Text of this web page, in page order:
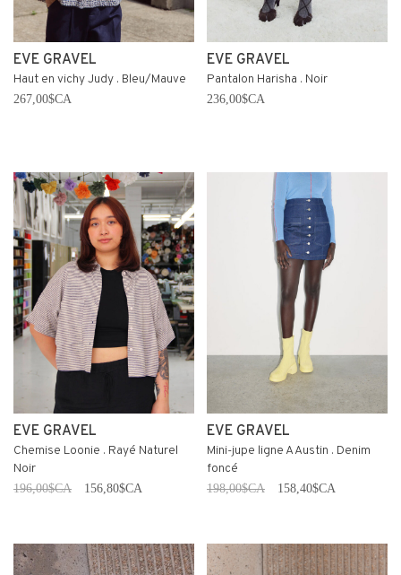
EVE GRAVEL
Haut en vichy Judy . Bleu/Mauve
267,00$CA
EVE GRAVEL
Pantalon Harisha . Noir
236,00$CA
EVE GRAVEL
Chemise Loonie . Rayé Naturel
Noir
196,00$CA 156,80$CA
EVE GRAVEL
Mini-jupe ligne A Austin . Denim
foncé
198,00$CA 158,40$CA